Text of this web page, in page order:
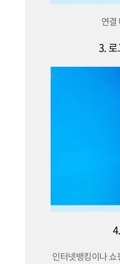
연결
3. 로
인터넷뱅킹이나